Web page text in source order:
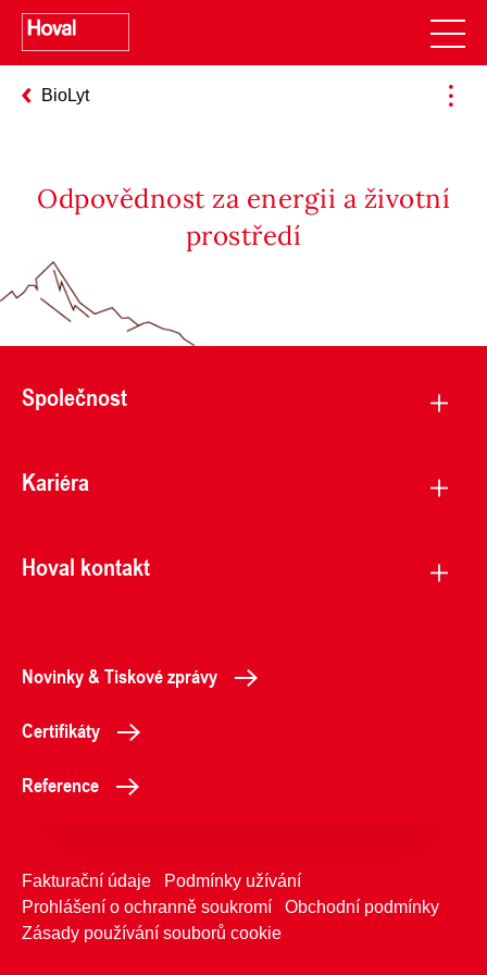
BioLyt
Odpovědnost za energii a životní
prostředí
Společnost
Kariéra
Hoval kontakt
Novinky & Tiskové zprávy
Certifikáty
Reference
Fakturační údaje
Podmínky užívání
Prohlášení o ochranně soukromí
Obchodní podmínky
Zásady používání souborů cookie